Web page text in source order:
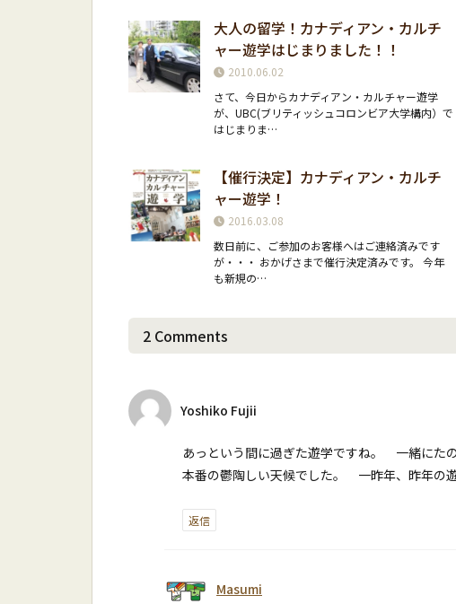
大人の留学！カナディアン・カルチ
ャー遊学はじまりました！！
2010.06.02
さて、今日からカナディアン・カルチャー遊学
が、UBC(ブリティッシュコロンビア大学構内）で
はじまりま…
【催行決定】カナディアン・カルチ
ャー遊学！
2016.03.08
数日前に、ご参加のお客様へはご連絡済みです
が・・・ おかげさまで催行決定済みです。 今年
も新規の…
2 Comments
Yoshiko Fujii
あっという間に過ぎた遊学ですね。 一緒にた
本番の鬱陶しい天候でした。 一昨年、昨年
返信
Masumi